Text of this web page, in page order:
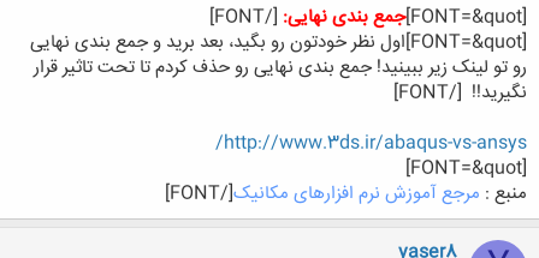
[FONT=&quot] جمع بندی نهایی: [/FONT]
[FONT=&quot]اول نظر خودتون رو بگید، بعد برید و جمع بندی نهایی
رو تو لینک زیر ببینید! جمع بندی نهایی رو حذف کردم تا تحت تاثیر قرار
نگیرید!! [/FONT]
http://www.3ds.ir/abaqus-vs-ansys/
[FONT=&quot]
منبع : مرجع آموزش نرم افزارهای مکانیک[/FONT]
yaser8